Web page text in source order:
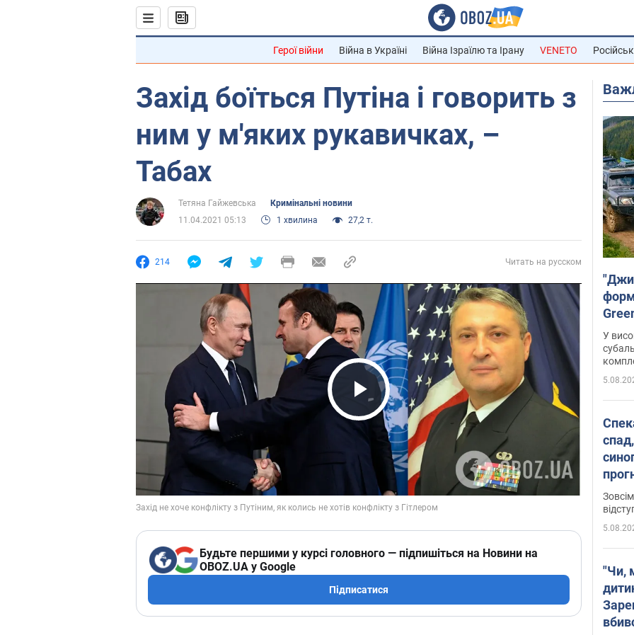
Герої війни Війна в Україні Війна Ізраїлю та Ірану VENETO
Захід боїться Путіна і говорить з
ним у м'яких рукавичках, –
Табах
Тетяна Гайжевська
Кримінальні новини
11.04.2021 05:13
1 хвилина 27,2 т.
214 Читать на русском
Play Video
Будьте першими у курсі головного — підпишіться на Новини на
OBOZ.UA у Google
Підписатися
У
"Чи,